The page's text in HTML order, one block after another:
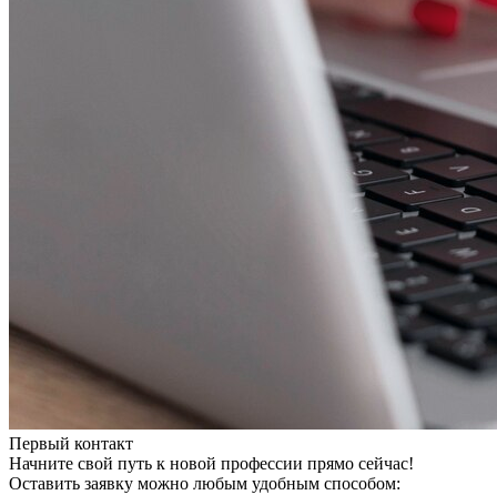
Первый контакт
Начните свой путь к новой профессии прямо сейчас!
Оставить заявку можно любым удобным способом: